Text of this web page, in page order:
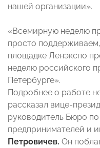
нашей организации».
«Всемирную неделю
просто
площадке Ленэкспо
неделю российского
Петербурге».
Подробнее о работе
рассказал вице-
руководитель Бюро
предпринимателей и
Петровичев. Он